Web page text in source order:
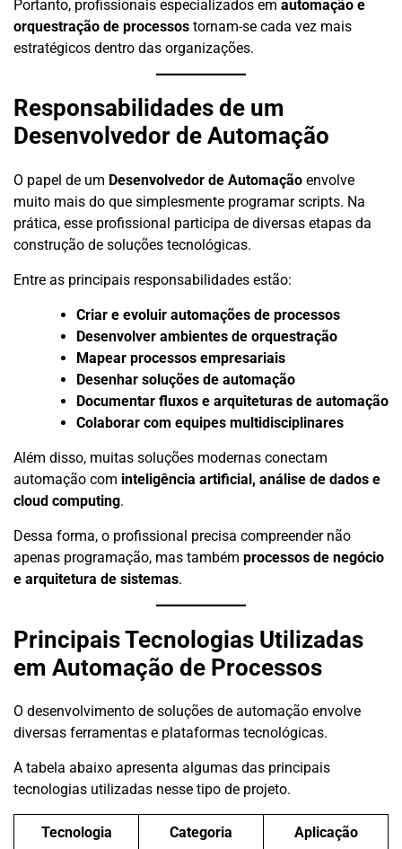
Portanto, profissionais especializados em automação e
orquestração de processos tornam-se cada vez mais
estratégicos dentro das organizações.
Responsabilidades de um
Desenvolvedor de Automação
O papel de um Desenvolvedor de Automação envolve
muito mais do que simplesmente programar scripts. Na
prática, esse profissional participa de diversas etapas da
construção de soluções tecnológicas.
Entre as principais responsabilidades estão:
Criar e evoluir automações de processos
Desenvolver ambientes de orquestração
Mapear processos empresariais
Desenhar soluções de automação
Documentar fluxos e arquiteturas de automação
Colaborar com equipes multidisciplinares
Além disso, muitas soluções modernas conectam
automação com inteligência artificial, análise de dados e
cloud computing.
Dessa forma, o profissional precisa compreender não
apenas programação, mas também processos de negócio
e arquitetura de sistemas.
Principais Tecnologias Utilizadas
em Automação de Processos
O desenvolvimento de soluções de automação envolve
diversas ferramentas e plataformas tecnológicas.
A tabela abaixo apresenta algumas das principais
tecnologias utilizadas nesse tipo de projeto.
Tecnologia Categoria Aplicação